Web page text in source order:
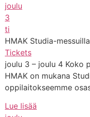
joulu
3
ti
HMAK Studia-messuilla
Tickets
joulu 3 – joulu 4 Koko
HMAK on mukana
oppilaitokseemme
Lue lisää